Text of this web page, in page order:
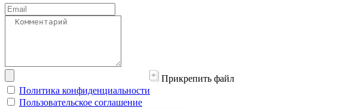
Прикрепить файл
Политика конфиденциальности
Пользовательское соглашение